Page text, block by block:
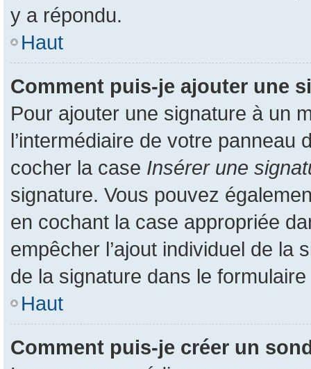
y a répondu.
Haut
Comment puis-je ajouter une
Pour ajouter une signature à un
l’intermédiaire de votre panneau
cocher la case Insérer une
signature. Vous pouvez
en cochant la case appropriée
empêcher l’ajout individuel de la
de la signature dans le
Haut
Comment puis-je créer un